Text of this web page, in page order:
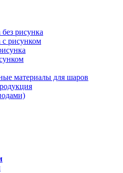
рисунка
рисунком
материалы для шаров